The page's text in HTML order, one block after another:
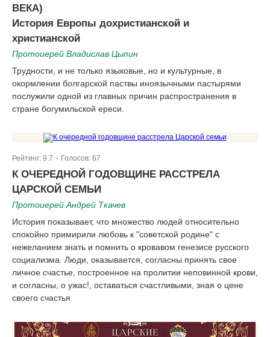
ВЕКА)
История Европы дохристианской и
христианской
Протоиерей Владислав Цыпин
Трудности, и не только языковые, но и культурные, в
окормлении болгарской паствы иноязычными пастырями
послужили одной из главных причин распространения в
стране богумильской ереси.
Рейтинг: 9.7 Голосов: 67
К ОЧЕРЕДНОЙ ГОДОВЩИНЕ РАССТРЕЛА
ЦАРСКОЙ СЕМЬИ
Протоиерей Андрей Ткачев
История показывает, что множество людей относительно
спокойно примирили любовь к "советской родине" с
нежеланием знать и помнить о кровавом генезисе русского
социализма. Люди, оказывается, согласны принять свое
личное счастье, построенное на пролитии неповинной крови,
и согласны, о ужас!, оставаться счастливыми, зная о цене
своего счастья